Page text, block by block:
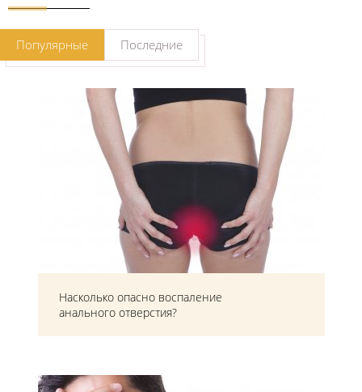
Популярные Последние
Насколько опасно воспаление
анального отверстия?